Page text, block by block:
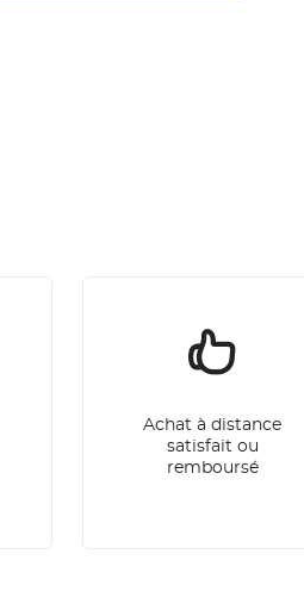
Achat à distance
satisfait ou
remboursé